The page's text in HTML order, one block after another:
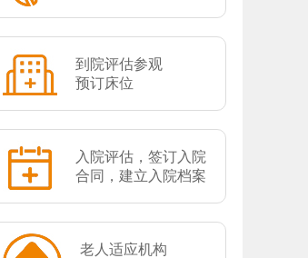
到院评估参观
预订床位
入院评估，签订入院
合同，建立入院档案
老人适应机构